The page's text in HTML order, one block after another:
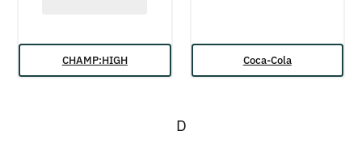
CHAMP:HIGH Coca-Cola
D